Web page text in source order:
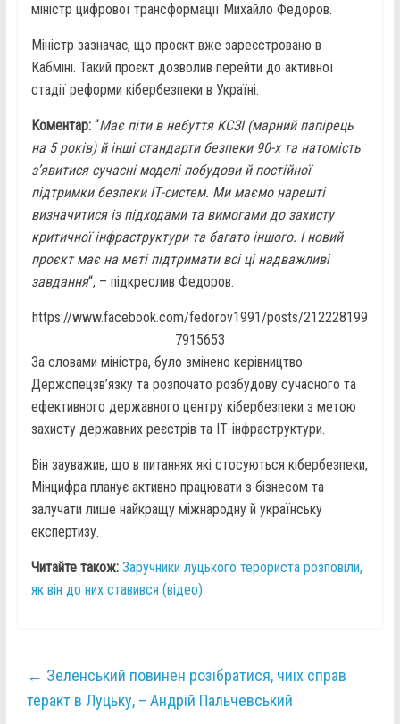
міністр цифрової трансформації Михайло Федоров.
Міністр зазначає, що проєкт вже зареєстровано в
Кабміні. Такий проєкт дозволив перейти до активної
стадії реформи кібербезпеки в Україні.
Коментар:“Має піти в небуття КСЗІ (марний папірець
на 5 років) й інші стандарти безпеки 90-х та натомість
з’явитися сучасні моделі побудови й постійної
підтримки безпеки ІТ-систем. Ми маємо нарешті
визначитися із підходами та вимогами до захисту
критичної інфраструктури та багато іншого. І новий
проєкт має на меті підтримати всі ці надважливі
завдання“, – підкреслив Федоров.
https://www.facebook.com/fedorov1991/posts/212228199
7915653
За словами міністра, було змінено керівництво
Держспецзв’язку та розпочато розбудову сучасного та
ефективного державного центру кібербезпеки з метою
захисту державних реєстрів та ІТ-інфраструктури.
Він зауважив, що в питаннях які стосуються кібербезпеки,
Мінцифра планує активно працювати з бізнесом та
залучати лише найкращу міжнародну й українську
експертизу.
Читайте також: Заручники луцького терориста розповіли,
як він до них ставився (відео)
← Зеленський повинен розібратися, чиїх справ
теракт в Луцьку, – Андрій Пальчевський